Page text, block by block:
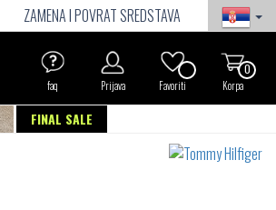
ZAMENA I POVRAT SREDSTAVA
0
Korpa
Favoriti
Prijava
faq
FINAL SALE